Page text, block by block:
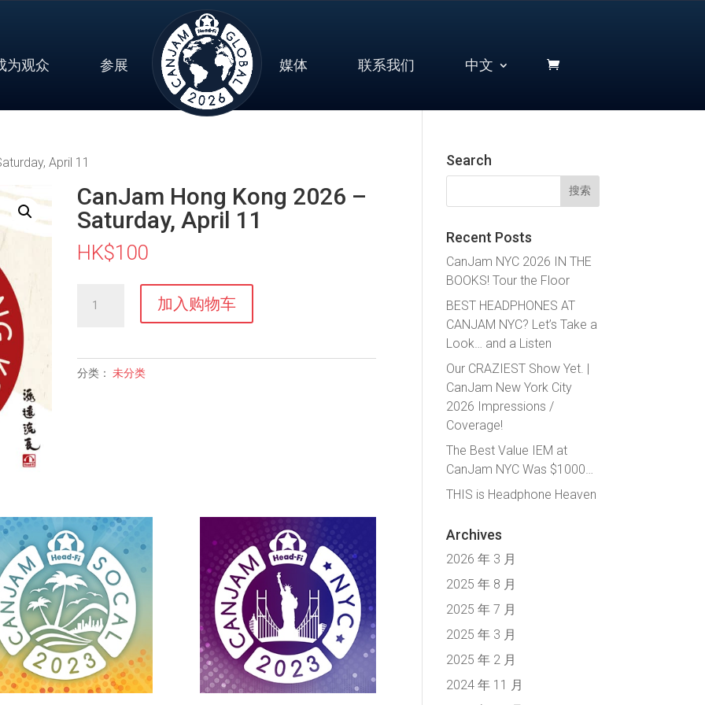
为观众 参展 媒体 联系我们 中文
April 11
CanJam Hong Kong 2026 –
Saturday, April 11
HK$100
Hong
-
加入购物车
分类：未分类
Search
搜
Recent Posts
CanJam NYC 2026 IN THE
BOOKS! Tour the Floor
BEST HEADPHONES AT
CANJAM NYC? Let’s Take a
Look… and a Listen
Our CRAZIEST Show Yet. |
CanJam New York City
2026 Impressions /
Coverage!
The Best Value IEM at
CanJam NYC Was $1000…
THIS is Headphone Heaven
Archives
2026 年 3 月
2025 年 8 月
2025 年 7 月
2025 年 3 月
2025 年 2 月
2024 年 11 月